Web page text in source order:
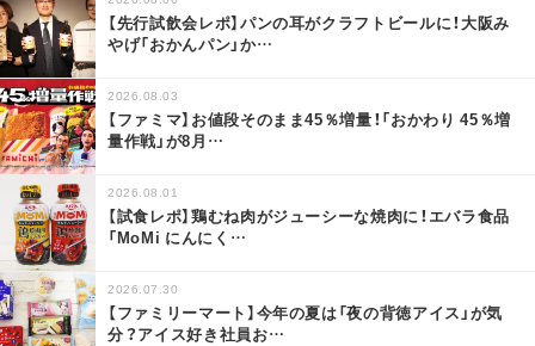
【先行試飲会レポ】パンの耳がクラフトビールに！大阪み
やげ「おかんパン」か…
2026.08.03
【ファミマ】お値段そのまま45％増量！「おかわり 45％増
量作戦」が8月 …
2026.08.01
【試食レポ】鶏むね肉がジューシーな焼肉に！エバラ食品
「MoMi にんにく …
2026.07.30
【ファミリーマート】今年の夏は「夜の背徳アイス」が気
分？アイス好き社員お…